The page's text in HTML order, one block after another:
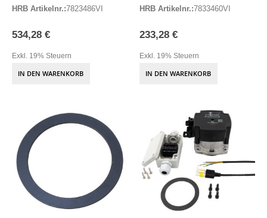
HRB Artikelnr.:7823486VI
534,28 €
Exkl. 19% Steuern
IN DEN WARENKORB
HRB Artikelnr.:7833460VI
233,28 €
Exkl. 19% Steuern
IN DEN WARENKORB